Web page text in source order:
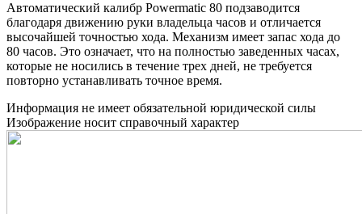
Автоматический калибр Powermatic 80 подзаводится
благодаря движению руки владельца часов и отличается
высочайшей точностью хода. Механизм имеет запас хода до
80 часов. Это означает, что на полностью заведенных часах,
которые не носились в течение трех дней, не требуется
повторно устанавливать точное время.
Информация не имеет обязательной юридической силы
Изображение носит справочный характер